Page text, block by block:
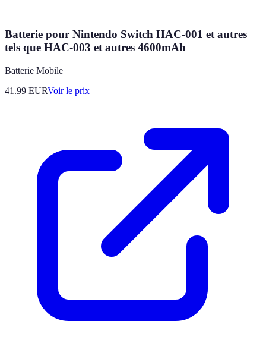
Batterie pour Nintendo Switch HAC-001 et autres
tels que HAC-003 et autres 4600mAh
Batterie Mobile
41.99 EURVoir le prix